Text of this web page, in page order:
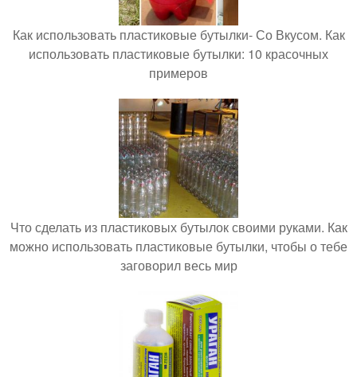
Как использовать пластиковые бутылки- Со Вкусом. Как
использовать пластиковые бутылки: 10 красочных
примеров
Что сделать из пластиковых бутылок своими руками. Как
можно использовать пластиковые бутылки, чтобы о тебе
заговорил весь мир